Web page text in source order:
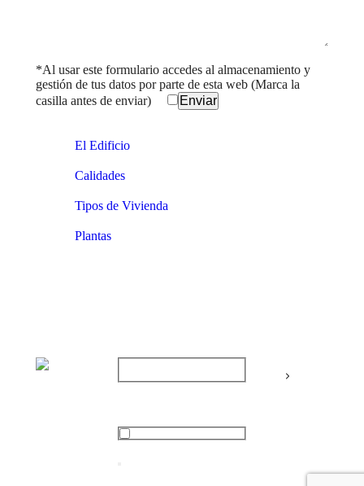
*Al usar este formulario accedes al almacenamiento y
gestión de tus datos por parte de esta web (Marca la
casilla antes de enviar)
El Edificio
Calidades
Tipos de Vivienda
Plantas